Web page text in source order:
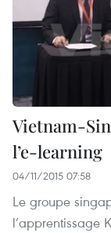
Vietnam-
l’e-learning
04/11/2015 07:58
Le groupe
l’apprentissage